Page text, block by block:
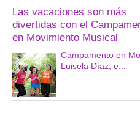
Las vacaciones son más
divertidas con el
en Movimiento Musical
Campamento en
Luisela Díaz, e...